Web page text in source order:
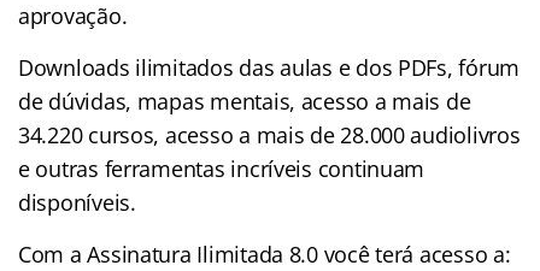
aprovação.
Downloads ilimitados das aulas e dos PDFs, fórum
de dúvidas, mapas mentais, acesso a mais de
34.220 cursos, acesso a mais de 28.000 audiolivros
e outras ferramentas incríveis continuam
disponíveis.
Com a Assinatura Ilimitada 8.0 você terá acesso a: